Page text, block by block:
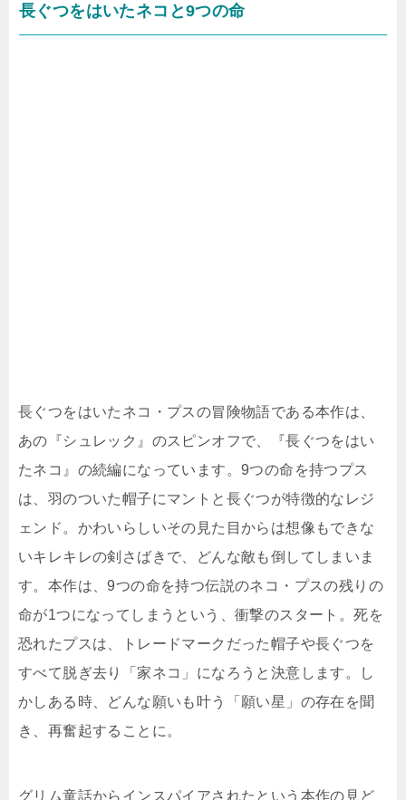
長ぐつをはいたネコと9つの命
長ぐつをはいたネコ・プスの冒険物語である本作は、
あの『シュレック』のスピンオフで、『長ぐつをはい
たネコ』の続編になっています。9つの命を持つプス
は、羽のついた帽子にマントと長ぐつが特徴的なレジ
ェンド。かわいらしいその見た目からは想像もできな
いキレキレの剣さばきで、どんな敵も倒してしまいま
す。本作は、9つの命を持つ伝説のネコ・プスの残りの
命が1つになってしまうという、衝撃のスタート。死を
恐れたプスは、トレードマークだった帽子や長ぐつを
すべて脱ぎ去り「家ネコ」になろうと決意します。し
かしある時、どんな願いも叶う「願い星」の存在を聞
き、再奮起することに。
グリム童話からインスパイアされたという本作の見ど